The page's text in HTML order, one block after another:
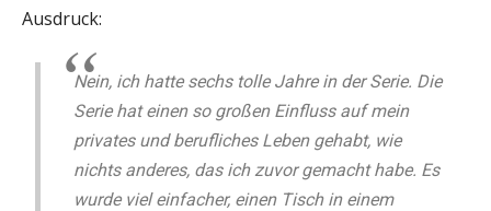
Ausdruck:
Nein, ich hatte sechs tolle Jahre in der Serie. Die
Serie hat einen so großen Einfluss auf mein
privates und berufliches Leben gehabt, wie
nichts anderes, das ich zuvor gemacht habe. Es
wurde viel einfacher, einen Tisch in einem